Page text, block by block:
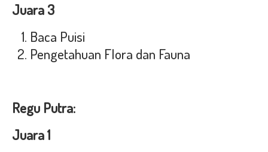
Juara 3
Baca Puisi
Pengetahuan Flora dan Fauna
Regu Putra:
Juara 1